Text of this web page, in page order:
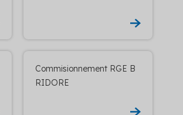
Commisionnement RGE B
RIDORE